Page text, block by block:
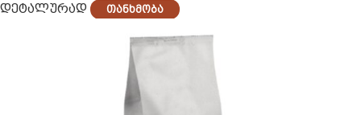
დეტალურად
Თანხმობა